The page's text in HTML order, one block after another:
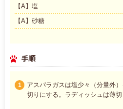
【A】塩
【A】砂糖
手順
1
アスパラガスは塩少々（分量外
切りにする。ラディッシュは薄切